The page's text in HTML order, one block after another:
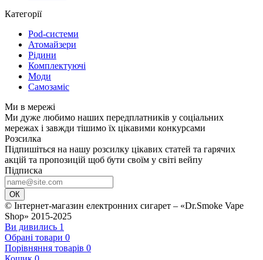
Категорії
Pod-системи
Атомайзери
Рідини
Комплектуючі
Моди
Самозаміс
Ми в мережі
Ми дуже любимо наших передплатників у соціальних
мережах і завжди тішимо їх цікавими конкурсами
Розсилка
Підпишіться на нашу розсилку цікавих статей та гарячих
акцій та пропозицій щоб бути своїм у світі вейпу
Підписка
ОК
© Інтернет-магазин електронних сигарет – «Dr.Smoke Vape
Shop» 2015-2025
Ви дивились 1
Обрані товари 0
Порівняння товарів 0